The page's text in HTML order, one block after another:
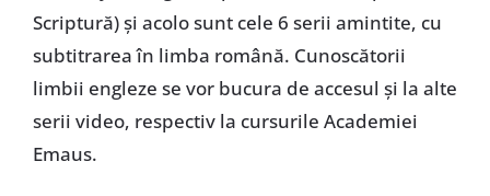
Scriptură) și acolo sunt cele 6 serii amintite, cu
subtitrarea în limba română. Cunoscătorii
limbii engleze se vor bucura de accesul și la alte
serii video, respectiv la cursurile Academiei
Emaus.